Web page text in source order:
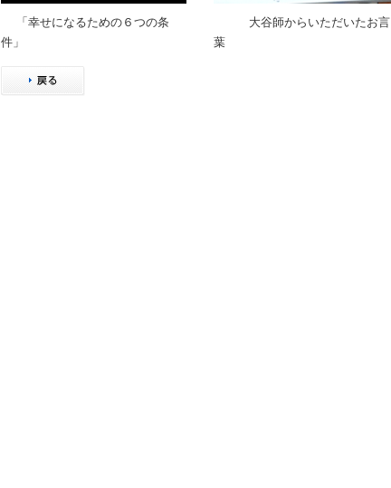
「幸せになるための６つの条
件」
大谷師からいただいたお言
葉